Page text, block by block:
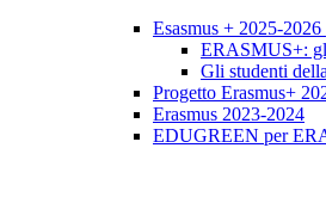
Esasmus + 2025-2026
ERASMUS+:
Gli studenti
Progetto Erasmus+
Erasmus 2023-2024
EDUGREEN per